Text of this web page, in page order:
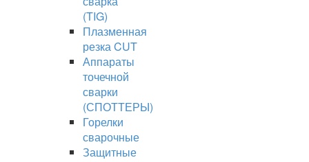
(TIG)
Плазменная
резка CUT
Аппараты
точечной
сварки
(СПОТТЕРЫ)
Горелки
сварочные
Защитные